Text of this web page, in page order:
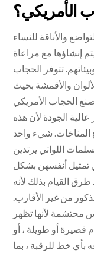
الأمريكي؟
والأناقة للنساء
إنشاؤها مع مراعاة
تتوفر الحجاب
والأقمشة بحيث
الحجاب الأمريكي
الجودة لأن هذه
المناخات. شيء واحد
اللواتي يرتدين
تمثيل أنفسهن بشكل
القيام بذلك لأنه
من غير الأقارب.
محتشمة لأنها تظهر
قصيرة أو طويلة ، أو
بأي خط للرقبة ، بما